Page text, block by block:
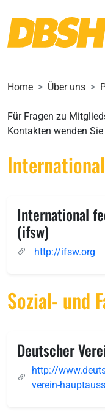
Home Über uns
Für Fragen zu
Kontakten wenden
International
(ifsw)
http://ifsw.org
Sozial- und
Deutscher
http://
verein-